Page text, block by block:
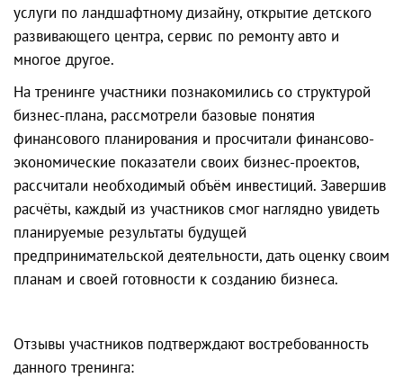
услуги по ландшафтному дизайну, открытие детского
развивающего центра, сервис по ремонту авто и
многое другое.
На тренинге участники познакомились со структурой
бизнес-плана, рассмотрели базовые понятия
финансового планирования и просчитали финансово-
экономические показатели своих бизнес-проектов,
рассчитали необходимый объём инвестиций. Завершив
расчёты, каждый из участников смог наглядно увидеть
планируемые результаты будущей
предпринимательской деятельности, дать оценку своим
планам и своей готовности к созданию бизнеса.
Отзывы участников подтверждают востребованность
данного тренинга: